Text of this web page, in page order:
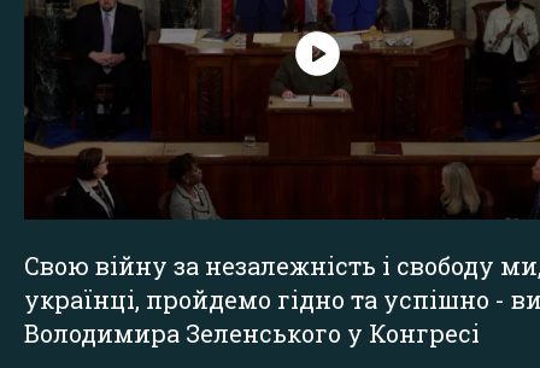
Свою війну за незалежність і свободу
українці, пройдемо гідно та успішно -
Володимира Зеленського у Конгресі